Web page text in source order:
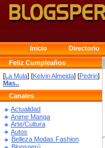
Inicio Directorio
Feliz Cumpleaños
[La Mula] [Kelvin Almeida] [Pedrin]
Mas..
Canales
Actualidad
Anime Manga
Arte/Cultura
Autos
Belleza Modas Fashion